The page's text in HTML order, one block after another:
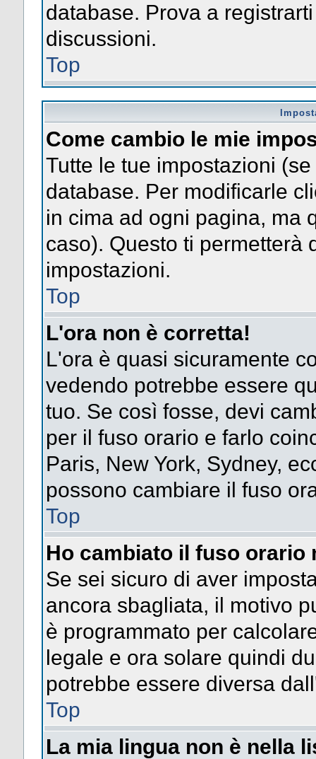
database. Prova a
discussioni.
Top
Come cambio le mie
Tutte le tue impostazioni
database. Per modificarle
in cima ad ogni pagina, ma
caso). Questo ti permetterà
impostazioni.
Top
L'ora non è corretta!
L'ora è quasi sicuramente
vedendo potrebbe essere
tuo. Se così fosse, devi
per il fuso orario e farlo
Paris, New York, Sydney,
possono cambiare il fuso
Top
Ho cambiato il fuso orario
Se sei sicuro di aver
ancora sbagliata, il motivo
è programmato per
legale e ora solare quindi
potrebbe essere diversa
Top
La mia lingua non è nella